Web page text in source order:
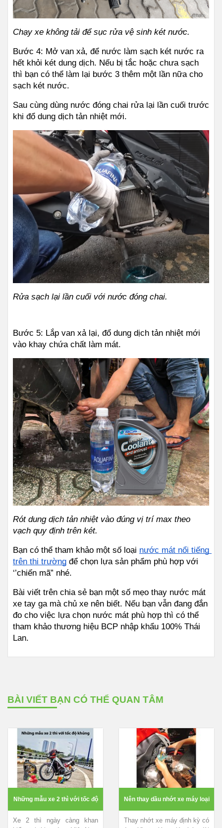
Chạy xe không tải để sục rửa vệ sinh két nước.
Bước 4: Mở van xả, để nước làm sạch két nước ra
hết khỏi két dung dịch. Nếu bị tắc hoặc chưa sạch
thì bạn có thể làm lại bước 3 thêm một lần nữa cho
sạch két nước.
Sau cùng dùng nước đóng chai rửa lại lần cuối trước
khi đổ dung dịch tản nhiệt mới.
Rửa sạch lại lần cuối với nước đóng chai.
Bước 5: Lắp van xả lại, đổ dung dịch tản nhiệt mới
vào khay chứa chất làm mát.
Rót dung dịch tản nhiệt vào đúng vị trí max theo
vạch quy định trên két.
Bạn có thể tham khảo một số loại nước mát nổi tiếng
trên thị trường để chọn lựa sản phẩm phù hợp với
‘’chiến mã” nhé.
Bài viết trên chia sẻ bạn một số mẹo thay nước mát
xe tay ga mà chủ xe nên biết. Nếu bạn vẫn đang đắn
đo cho việc lựa chọn nước mát phù hợp thì có thể
tham khảo thương hiệu BCP nhập khẩu 100% Thái
Lan.
BÀI VIẾT BẠN CÓ THỂ QUAN TÂM
độ Nên thay dầu nhớt xe máy loại
0.8 hay 1L ?
Thay nhớt xe máy định kỳ có
KINH NGHIỆM THAY
TAY GA MỚI MUA
Bạn đam mê với